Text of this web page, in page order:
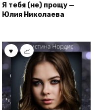
Я тебя (не) прощу —
Юлия Николаева